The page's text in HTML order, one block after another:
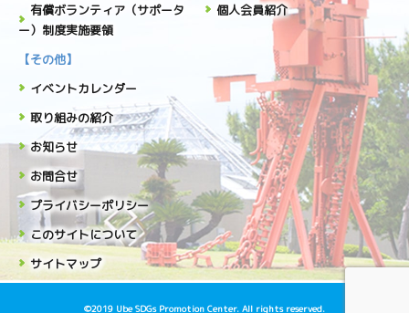
有償ボランティア（サポータ
ー）制度実施要領
個人会員紹介
【その他】
イベントカレンダー
取り組みの紹介
お知らせ
お問合せ
プライバシーポリシー
このサイトについて
サイトマップ
©2019 Ube SDGs Promotion Center. All rights reserved.